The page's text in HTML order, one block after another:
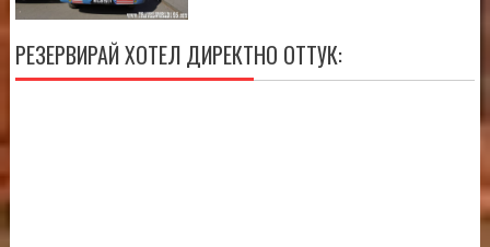
РЕЗЕРВИРАЙ ХОТЕЛ ДИРЕКТНО ОТТУК: